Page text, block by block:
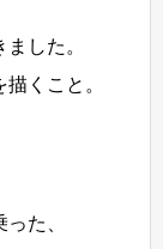
した。
くこと。
た、